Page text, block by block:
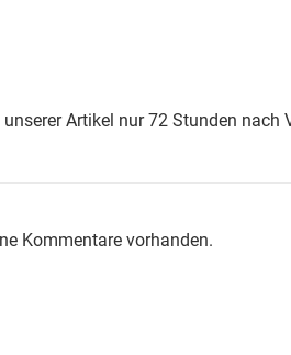
Artikel nur 72 Stunden nach
Kommentare vorhanden.